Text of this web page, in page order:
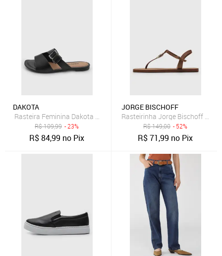
DAKOTA
Rasteira Feminina Dakota Fivela Preta
R$109,99 - 23%
R$84,99 no Pix
JORGE BISCHOFF
Rasteirinha Jorge Bischoff
R$149,00 - 52%
R$71,99 no Pix